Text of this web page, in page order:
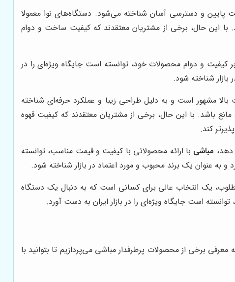
پایین و دسترسی آسان شناخته می‌شود. دستگاه‌های نوا معمولا
با این حال، برخی از مشتریان معتقدند که کیفیت ساخت و دوام
بر کیفیت و دوام محصولات خود، توانسته است جایگاه ویژه‌ای را در
شناخته شود.
مشهور است و به دلیل طراحی زیبا و عملکرد حرفه‌ای شناخته
باشد. با این حال، برخی از مشتریان معتقدند که کیفیت قهوه
کند.
دهد، مباشی با ارائه محصولاتی با کیفیت و قیمت مناسب، توانسته
به عنوان یک برند محبوب و مورد اعتماد در بازار شناخته شود.
یک انتخاب عالی برای کسانی است که به دنبال یک دستگاه
است جایگاه ویژه‌ای را در بازار ایران به دست آورد.
برخی از محصولات پرطرفدار مباشی می‌پردازیم تا بتوانید با